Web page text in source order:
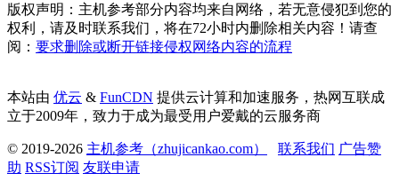
版权声明：主机参考部分内容均来自网络，若无意侵犯到您的
权利，请及时联系我们，将在72小时内删除相关内容！请查
阅： 要求删除或断开链接侵权网络内容的流程
本站由 优云 & FunCDN 提供云计算和加速服务，热网互联成
立于2009年，致力于成为最受用户爱戴的云服务商
© 2019-2026 主机参考（zhujicankao.com） 联系我们 广告赞
助 RSS订阅 友联申请